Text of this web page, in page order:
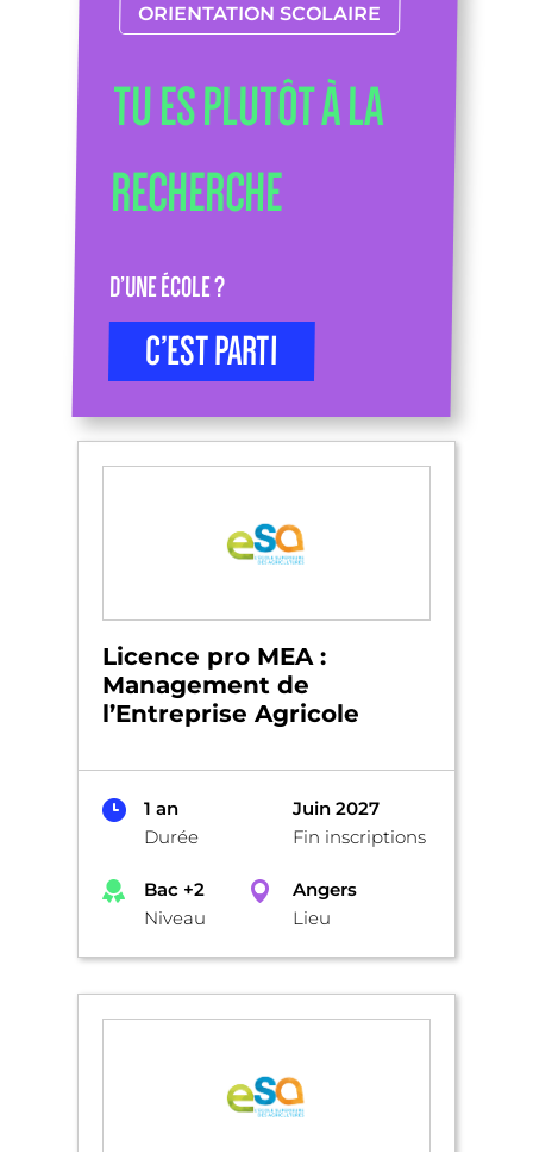
ORIENTATION SCOLAIRE
TU ES PLUTÔT À LA
RECHERCHE
D’UNE ÉCOLE ?
C’EST PARTI
Licence pro MEA :
Management de
l’Entreprise Agricole
1 an
Durée
Juin 2027
Fin inscriptions
Bac +2
Niveau
Angers
Lieu